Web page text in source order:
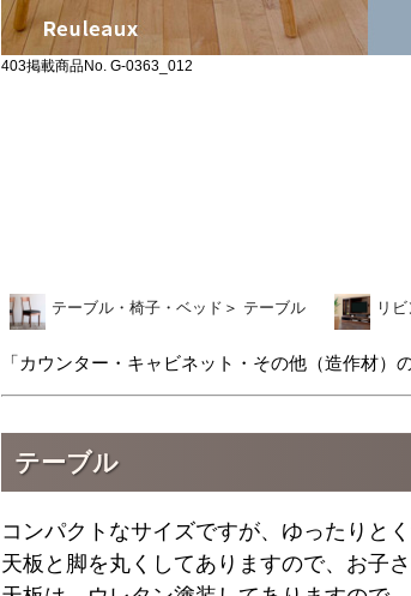
403掲載商品No. G-0363_012
テーブル・椅子・ベッド ＞ テーブル リ
「カウンター・キャビネット・その他（造作材）
テーブル
コンパクトなサイズですが、ゆったりと
天板と脚を丸くしてありますので、お子